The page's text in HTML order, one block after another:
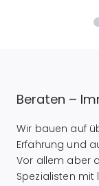
Beraten –
Wir bauen auf
Erfahrung und
Vor allem aber
Spezialisten